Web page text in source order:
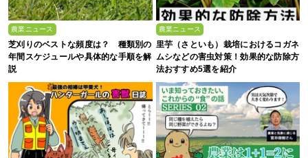
農業ニュース
芝刈りのベストな頻度は？ 種類別の
年間スケジュールや具体的な手順を解
説
農業ニュース
里芋（さといも）栽培におけるコガネ
ムシなどの害虫対策！効果的な防除方
法おすすめ5選を紹介